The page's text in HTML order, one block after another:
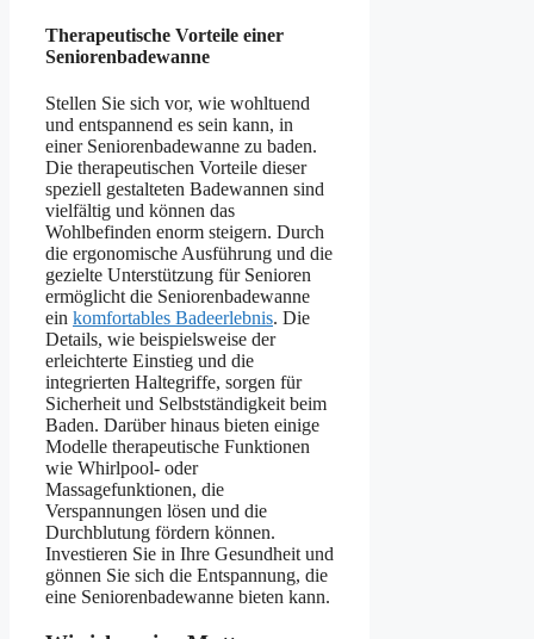
Therapeutische Vorteile einer
Seniorenbadewanne
Stellen Sie sich vor, wie wohltuend
und entspannend es sein kann, in
einer Seniorenbadewanne zu baden.
Die therapeutischen Vorteile dieser
speziell gestalteten Badewannen sind
vielfältig und können das
Wohlbefinden enorm steigern. Durch
die ergonomische Ausführung und die
gezielte Unterstützung für Senioren
ermöglicht die Seniorenbadewanne
ein komfortables Badeerlebnis. Die
Details, wie beispielsweise der
erleichterte Einstieg und die
integrierten Haltegriffe, sorgen für
Sicherheit und Selbstständigkeit beim
Baden. Darüber hinaus bieten einige
Modelle therapeutische Funktionen
wie Whirlpool- oder
Massagefunktionen, die
Verspannungen lösen und die
Durchblutung fördern können.
Investieren Sie in Ihre Gesundheit und
gönnen Sie sich die Entspannung, die
eine Seniorenbadewanne bieten kann.